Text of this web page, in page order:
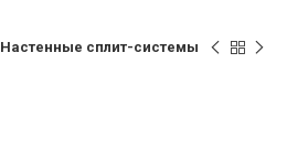
Настенные сплит-системы